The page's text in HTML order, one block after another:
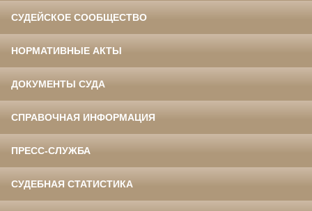
СУДЕЙСКОЕ СООБЩЕСТВО
НОРМАТИВНЫЕ АКТЫ
ДОКУМЕНТЫ СУДА
СПРАВОЧНАЯ ИНФОРМАЦИЯ
ПРЕСС-СЛУЖБА
СУДЕБНАЯ СТАТИСТИКА